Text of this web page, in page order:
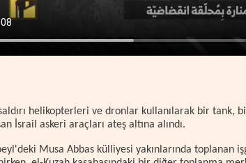
helikopterleri ve dronlar kullanılarak bir tank,
İsrail askeri araçları ateş altına alındı.
Musa Abbas külliyesi yakınlarında toplanan